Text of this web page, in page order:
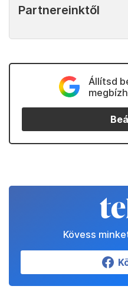
Partnereinktől
Állítsd
Kövess